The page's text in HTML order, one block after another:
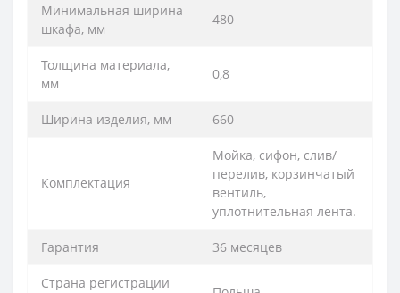
Минимальная ширина
шкафа, мм
480
Толщина материала,
мм
0,8
Ширина изделия, мм 660
Комплектация
Мойка, сифон, слив/
перелив, корзинчатый
вентиль,
уплотнительная лента.
Гарантия 36 месяцев
Страна регистрации